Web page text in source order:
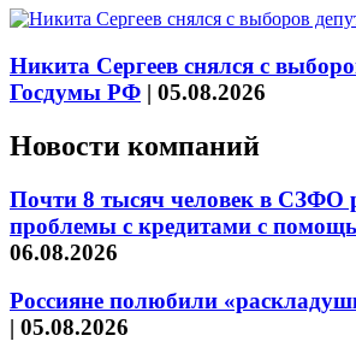
Никита Сергеев снялся с
Госдумы РФ | 05.08.2026
Новости компаний
Почти 8 тысяч человек в СЗФО
проблемы с кредитами с
06.08.2026
Россияне полюбили
| 05.08.2026